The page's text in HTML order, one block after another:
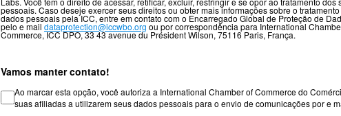
pessoais. Caso deseje exercer seus direitos ou obter mais informações sobre o
dados pessoais pela ICC, entre em contato com o Encarregado Global de Proteção de
pelo e mail dataprotection@iccwbo.org ou por correspondência para International
Commerce, ICC DPO, 33 43 avenue du Président Wilson, 75116 Paris, França.
Vamos manter contato!
Ao marcar esta opção, você autoriza a International Chamber of Commerce do
suas afiliadas a utilizarem seus dados pessoais para o envio de comunicações por e